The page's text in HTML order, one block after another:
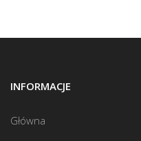
INFORMACJE
Główna